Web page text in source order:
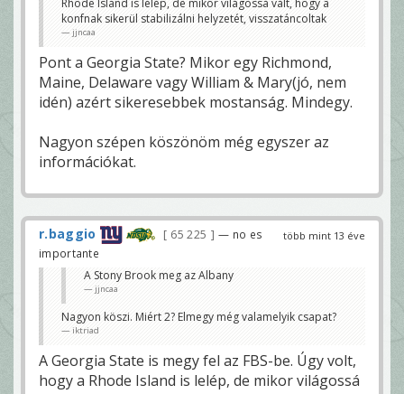
konfnak sikerül stabilizálni helyzetét, visszatáncoltak
jjncaa
Pont a Georgia State? Mikor egy Richmond,
Maine, Delaware vagy William & Mary(jó, nem
idén) azért sikeresebbek mostanság. Mindegy.
Nagyon szépen köszönöm még egyszer az
információkat.
több mint 13 éve
r.baggio 65 225
— no es
importante
A Stony Brook meg az Albany
jjncaa
Nagyon köszi. Miért 2? Elmegy még valamelyik csapat?
iktriad
A Georgia State is megy fel az FBS-be. Úgy volt,
hogy a Rhode Island is lelép, de mikor világossá